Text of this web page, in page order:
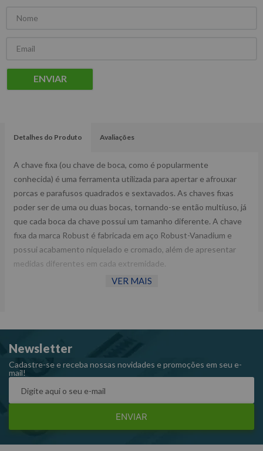
ENVIAR
Detalhes do Produto Avaliações
A chave fixa (ou chave de boca, como é popularmente
conhecida) é uma ferramenta utilizada para apertar e afrouxar
porcas e parafusos quadrados e sextavados. As chaves fixas
poder ser de uma ou duas bocas, tornando-se então multiuso, já
que cada boca da chave possui um tamanho diferente. A chave
fixa da marca Robust é fabricada em aço Robust-Vanadium e
possui acabamento niquelado e cromado, além de apresentar
medidas diferentes em cada extremidade.
VER MAIS
Newsletter
Cadastre-se e receba nossas novidades e promoções em seu e-
mail!
ENVIAR